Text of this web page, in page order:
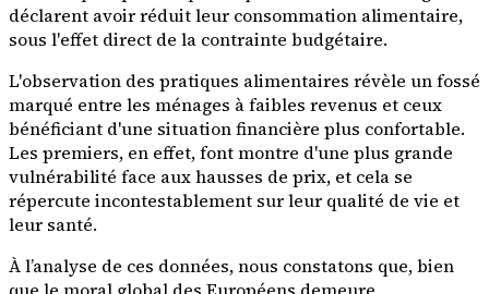
déclarent avoir réduit leur consommation alimentaire,
sous l'effet direct de la contrainte budgétaire.
L'observation des pratiques alimentaires révèle un fossé
marqué entre les ménages à faibles revenus et ceux
bénéficiant d'une situation financière plus confortable.
Les premiers, en effet, font montre d'une plus grande
vulnérabilité face aux hausses de prix, et cela se
répercute incontestablement sur leur qualité de vie et
leur santé.
À l’analyse de ces données, nous constatons que, bien